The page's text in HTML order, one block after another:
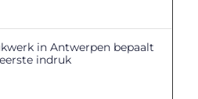
in Antwerpen bepaalt
indruk